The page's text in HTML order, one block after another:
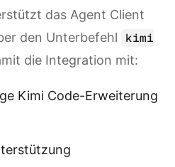
das Agent Client
den Unterbefehl
kimi
die Integration mit:
Kimi Code-Erweiterung